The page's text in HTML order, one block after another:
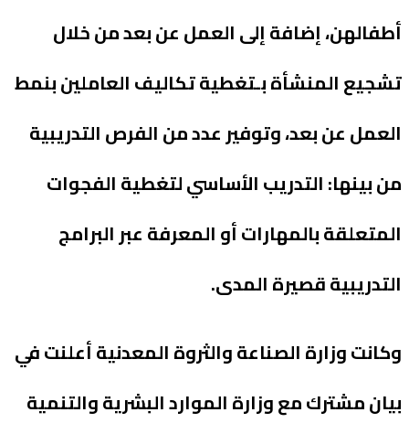
أطفالهن، إضافة إلى العمل عن بعد من خلال
تشجيع المنشأة بـتغطية تكاليف العاملين بنمط
العمل عن بعد، وتوفير عدد من الفرص التدريبية
من بينها: التدريب الأساسي لتغطية الفجوات
المتعلقة بالمهارات أو المعرفة عبر البرامج
التدريبية قصيرة المدى.
وكانت وزارة الصناعة والثروة المعدنية أعلنت في
بيان مشترك مع وزارة الموارد البشرية والتنمية